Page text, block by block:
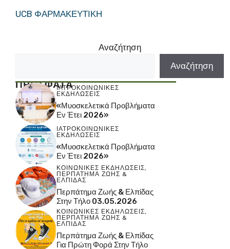
UCB ΦΑΡΜΑΚΕΥΤΙΚΗ
Αναζήτηση
Αναζήτηση
ΠΡΟΣΦΑΤΑΙΑΤΡΟΚΟΙΝΩΝΙΚΕΣ
ΕΚΔΗΛΩΣΕΙΣ
«Μυοσκελετικά Προβλήματα
Εν Έτει 2026»
ΙΑΤΡΟΚΟΙΝΩΝΙΚΕΣ
ΕΚΔΗΛΩΣΕΙΣ
«Μυοσκελετικά Προβλήματα
Εν Έτει 2026»
ΚΟΙΝΩΝΙΚΕΣ ΕΚΔΗΛΩΣΕΙΣ,
ΠΕΡΠΑΤΗΜΑ ΖΩΗΣ &
ΕΛΠΙΔΑΣ
Περπάτημα Ζωής & Ελπίδας
Στην Τήλο 03.05.2026
ΚΟΙΝΩΝΙΚΕΣ ΕΚΔΗΛΩΣΕΙΣ,
ΠΕΡΠΑΤΗΜΑ ΖΩΗΣ &
ΕΛΠΙΔΑΣ
Περπάτημα Ζωής & Ελπίδας
Για Πρώτη Φορά Στην Τήλο